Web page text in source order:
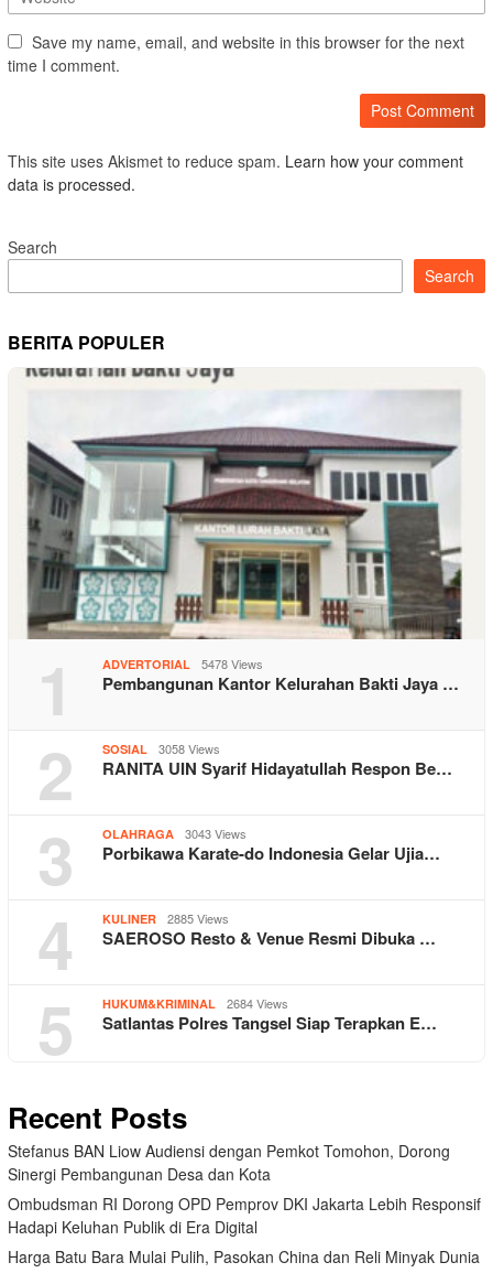
Save my name, email, and website in this browser for the next
time I comment.
This site uses Akismet to reduce spam. Learn how your comment
data is processed.
Search
Search
BERITA POPULER
1 ADVERTORIAL 5478 Views
Pembangunan Kantor Kelurahan Bakti Jaya …
2 SOSIAL 3058 Views
RANITA UIN Syarif Hidayatullah Respon Be…
3 OLAHRAGA 3043 Views
Porbikawa Karate-do Indonesia Gelar Ujia…
4 KULINER 2885 Views
SAEROSO Resto & Venue Resmi Dibuka …
5 HUKUM&KRIMINAL 2684 Views
Satlantas Polres Tangsel Siap Terapkan E…
Recent Posts
Stefanus BAN Liow Audiensi dengan Pemkot Tomohon, Dorong
Sinergi Pembangunan Desa dan Kota
Ombudsman RI Dorong OPD Pemprov DKI Jakarta Lebih Responsif
Hadapi Keluhan Publik di Era Digital
Harga Batu Bara Mulai Pulih, Pasokan China dan Reli Minyak Dunia